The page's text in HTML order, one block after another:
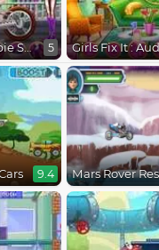
Girls Fix It Barbie Spy Motorcycle 5
9.4 Mars Rover